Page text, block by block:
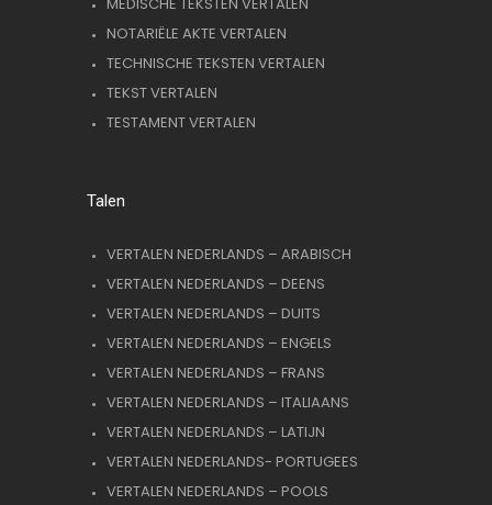
NOTARIËLE AKTE VERTALEN
TECHNISCHE TEKSTEN VERTALEN
TEKST VERTALEN
TESTAMENT VERTALEN
Talen
VERTALEN NEDERLANDS – ARABISCH
VERTALEN NEDERLANDS – DEENS
VERTALEN NEDERLANDS – DUITS
VERTALEN NEDERLANDS – ENGELS
VERTALEN NEDERLANDS – FRANS
VERTALEN NEDERLANDS – ITALIAANS
VERTALEN NEDERLANDS – LATIJN
VERTALEN NEDERLANDS- PORTUGEES
VERTALEN NEDERLANDS – POOLS